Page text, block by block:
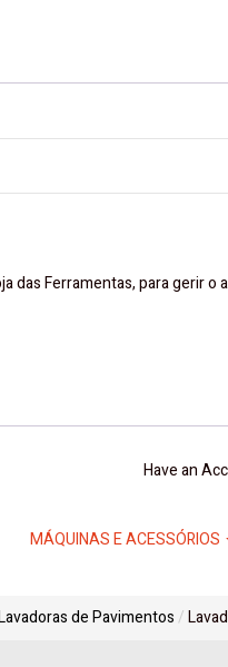
das Ferramentas, para gerir
Have an
MÁQUINAS E ACESSÓRIOS
de Pavimentos